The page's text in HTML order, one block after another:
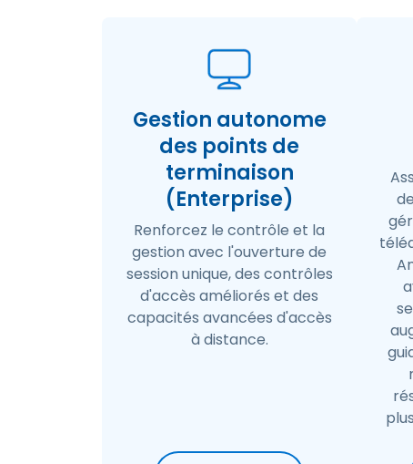
Gestion autonome
des points de
terminaison
(Enterprise)
Renforcez le contrôle et la
gestion avec l'ouverture de
session unique, des contrôles
d'accès améliorés et des
capacités avancées d'accès
à distance.